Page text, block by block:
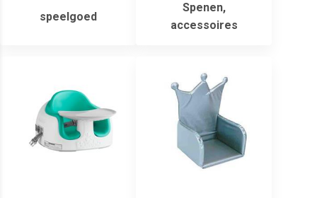
speelgoed
Spenen,
accessoires